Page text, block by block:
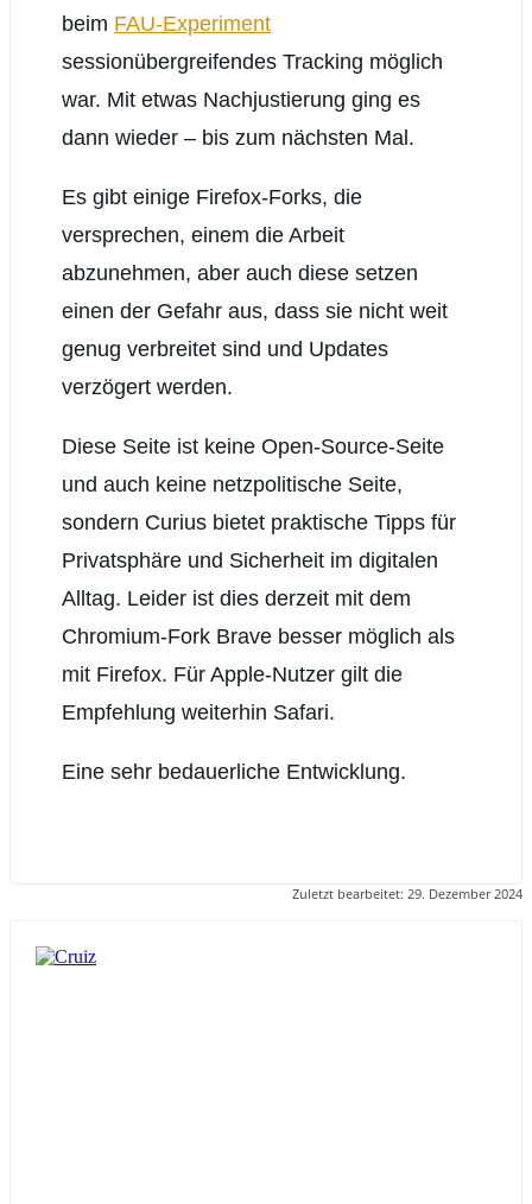
beim FAU-Experiment
sessionübergreifendes Tracking möglich
war. Mit etwas Nachjustierung ging es
dann wieder – bis zum nächsten Mal.
Es gibt einige Firefox-Forks, die
versprechen, einem die Arbeit
abzunehmen, aber auch diese setzen
einen der Gefahr aus, dass sie nicht weit
genug verbreitet sind und Updates
verzögert werden.
Diese Seite ist keine Open-Source-Seite
und auch keine netzpolitische Seite,
sondern Curius bietet praktische Tipps für
Privatsphäre und Sicherheit im digitalen
Alltag. Leider ist dies derzeit mit dem
Chromium-Fork Brave besser möglich als
mit Firefox. Für Apple-Nutzer gilt die
Empfehlung weiterhin Safari.
Eine sehr bedauerliche Entwicklung.
Zuletzt bearbeitet: 29. Dezember 2024